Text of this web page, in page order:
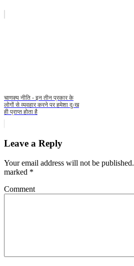
चाणक्य नीति - इन तीन प्रकार के
लोगों से व्यवहार करने पर हमेशा दुःख
ही प्राप्त होता है
Leave a Reply
Your email address will not be published.
marked *
Comment